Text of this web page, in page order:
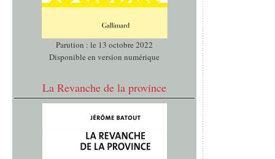
Parution : le 13 octobre 2022
Disponible en version numérique
La Revanche de la province